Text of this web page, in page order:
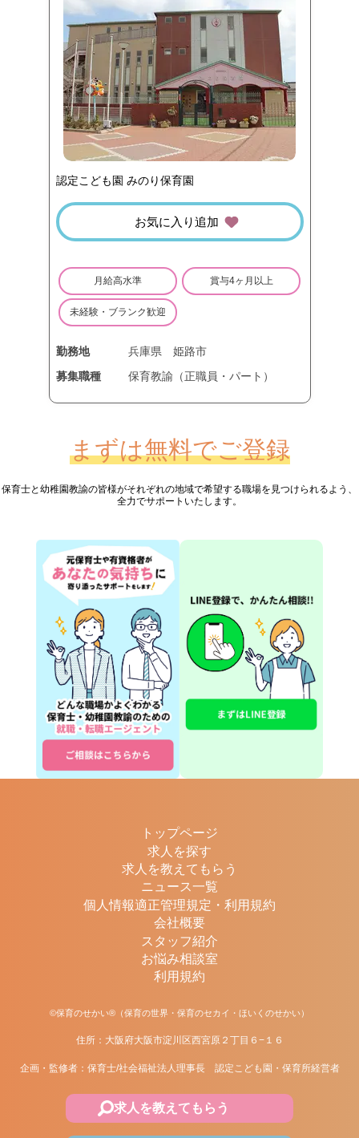
認定こども園 みのり保育園
お気に入り追加
月給高水準 賞与4ヶ月以上
未経験・ブランク歓迎
勤務地 兵庫県
姫路市
募集職種
保育教諭（正職員・パート）
まずは無料でご登録
保育士と幼稚園教諭の皆様がそれぞれの地域で希望する職場を見つけられるよう、
全力でサポートいたします。
トップページ
求人を探す
求人を教えてもらう
ニュース一覧
個人情報適正管理規定・利用規約
会社概要
スタッフ紹介
お悩み相談室
利用規約
©保育のせかい®（保育の世界・保育のセカイ・ほいくのせかい）
住所：大阪府大阪市淀川区西宮原２丁目６−１６
企画・監修者：保育士/社会福祉法人理事長 認定こども園・保育所経営者
求人を教えてもらう